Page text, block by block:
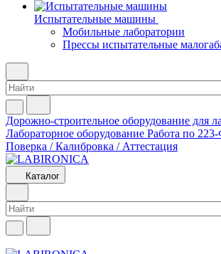
Испытательные машины
Мобильные лаборатории
Прессы испытательные
Дорожно-строительное оборудование для
Лабораторное оборудование Работа по
Поверка / Калибровка / Аттестация
Каталог